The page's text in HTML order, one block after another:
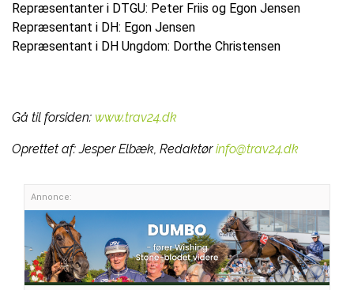
Repræsentanter i DTGU: Peter Friis og Egon Jensen
Repræsentant i DH: Egon Jensen
Repræsentant i DH Ungdom: Dorthe Christensen
Gå til forsiden: www.trav24.dk
Oprettet af:Jesper Elbæk, Redaktør info@trav24.dk
Annonce: